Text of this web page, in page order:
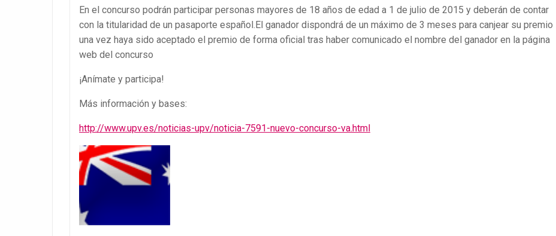
En el concurso podrán participar personas mayores de 18 años de edad a 1 de julio de 2015 y deberán de contar
con la titularidad de un pasaporte español.El ganador dispondrá de un máximo de 3 meses para canjear su premio
una vez haya sido aceptado el premio de forma oficial tras haber comunicado el nombre del ganador en la página
web del concurso
¡Anímate y participa!
Más información y bases:
http://www.upv.es/noticias-upv/noticia-7591-nuevo-concurso-va.html